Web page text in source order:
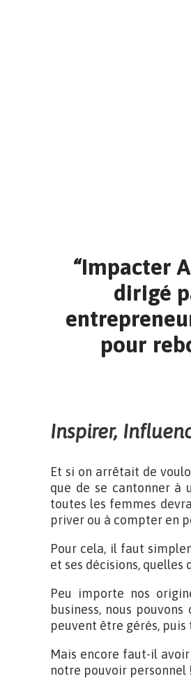
“Impacter
dirigé
pour
Inspirer,
Et si on arrêtait de
que de se cantonner à
toutes les femmes
priver ou à compter en
Pour cela, il faut
et ses décisions, quelles
Peu importe nos
business, nous
peuvent être gérés,
Mais encore faut-il
notre pouvoir personnel !